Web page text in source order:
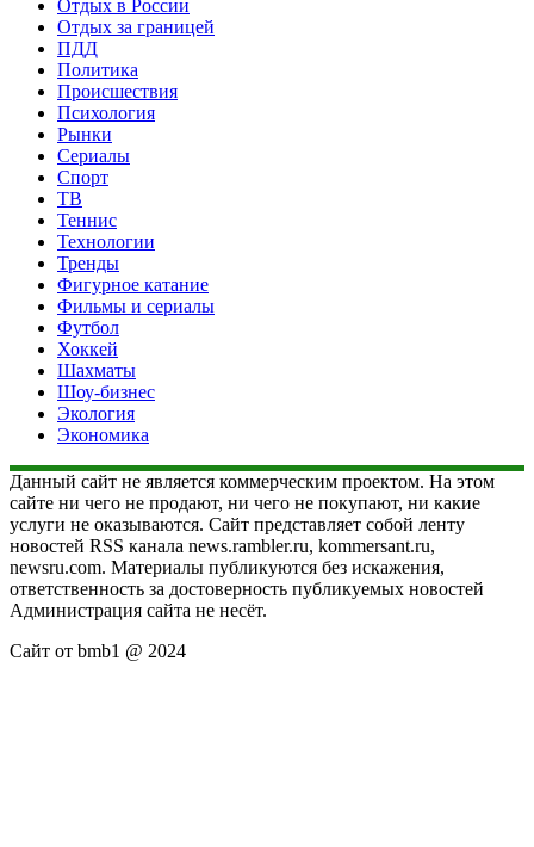
Отдых в России
Отдых за границей
ПДД
Политика
Происшествия
Психология
Рынки
Сериалы
Спорт
ТВ
Теннис
Технологии
Тренды
Фигурное катание
Фильмы и сериалы
Футбол
Хоккей
Шахматы
Шоу-бизнес
Экология
Экономика
Данный сайт не является коммерческим проектом. На этом
сайте ни чего не продают, ни чего не покупают, ни какие
услуги не оказываются. Сайт представляет собой ленту
новостей RSS канала news.rambler.ru, kommersant.ru,
newsru.com. Материалы публикуются без искажения,
ответственность за достоверность публикуемых новостей
Администрация сайта не несёт.
Сайт от bmb1 @ 2024